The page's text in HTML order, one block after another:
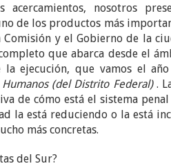
nosotros
de los productos más
y el Gobierno de la
que abarca desde el
ejecución, que vamos el
(del Distrito Federal) .
de cómo está el sistema
la está reduciendo o la está
más concretas.
del Sur?